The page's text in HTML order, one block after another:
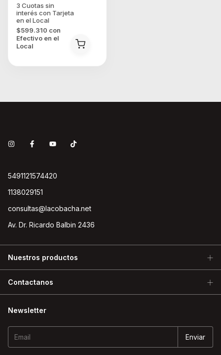
$599.310 con
Efectivo en el
Local
5491121574420
1138029151
consultas@lacobacha.net
Av. Dr. Ricardo Balbin 2436
Nuestros productos
Contactanos
Newsletter